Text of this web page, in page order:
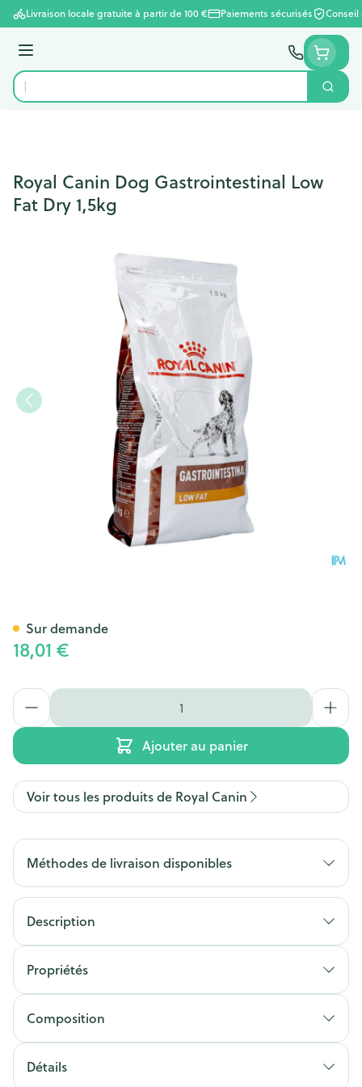
Aller au contenu
Livraison locale gratuite à partir de 100 € Paiements sécurisés
Menu
Rechercher
Royal Canin Dog Gastrointestinal Low
Fat Dry 1,5kg
18,01 €
Quantité
Ajouter au panier
Sur demande
Voir tous les produits de Royal Canin
Méthodes de livraison disponibles
Description
Propriétés
Composition
Détails